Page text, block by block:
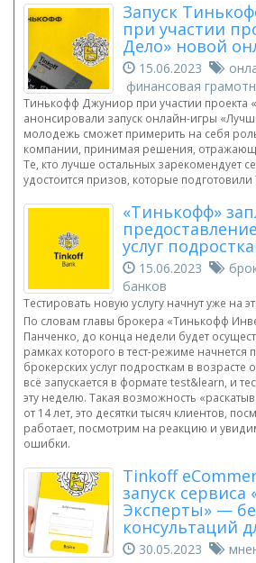
Запуск
при участии
Дело» новой
15.06.2023
финансовая
Тинькофф Джуниор при участии проекта
анонсировали запуск онлайн-игры
молодежь сможет примерить на себя
компании, принимая решения,
Те, кто лучше остальных зарекомендует
удостоится призов, которые
«Тинькофф»
услуг
15.06.2023
банков
Тестировать новую услугу начнут уже на
По словам главы брокера «Тинькофф
Панченко, до конца недели будет
рамках которого в тест-режиме начнется
брокерских услуг подросткам в возрасте
всё запускается в формате test&learn, и
эту неделю. Такая возможность
от 14 лет, это десятки тысяч клиентов,
работает, посмотрим на реакцию и
ошибки.
Tinkoff
запуск
Эксперты» —
консультаций
30.05.2023